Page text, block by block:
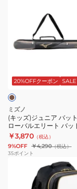
ロ
ク
パ
ッ
ク
40L
ネ
イ
1FJDD00114
ュ
バ
ッ
ト
ケ
ー
ス
グ
20%OFFクーポン SALE
ミズノ
(キッズ)ジュニア バッ
ローバルエリート バッ
本入れ 1FJTC45193
￥3,870 （税込）
9%OFF ￥4,290（税込）
35ポイント
イ
ヤ
ー